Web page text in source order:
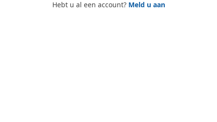
Hebt u al een account? Meld u aan